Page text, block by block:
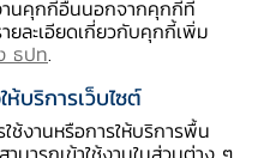
ยากเน้นในบทความนี้คือ
บทุกสำนักฟันธงว่า ปีสองปี
ลก
บางสำนักไปไกลถึงขั้น
เติบโตแบบ Goldilocks
านคุกกี้อื่นนอกจากคุกกี้ที่
ยละเอียดเกี่ยวกับคุกกี้เพิ่ม
ธปท.
บริการเว็บไซต์
ช้งานหรือการให้บริการพื้น